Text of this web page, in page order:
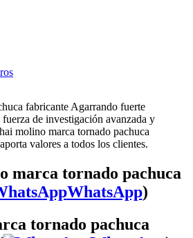
fabricante Agarrando fuerte
de investigación avanzada y
molino marca tornado pachuca
valores a todos los clientes.
marca tornado pachuca
WhatsApp)
tornado pachuca